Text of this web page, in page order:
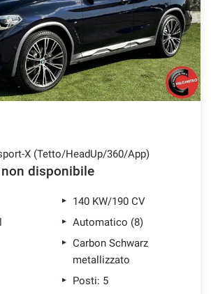
X (Tetto/HeadUp/360/App)
non disponibile
140 KW/190 CV
Automatico (8)
Carbon Schwarz
metallizzato
Posti: 5